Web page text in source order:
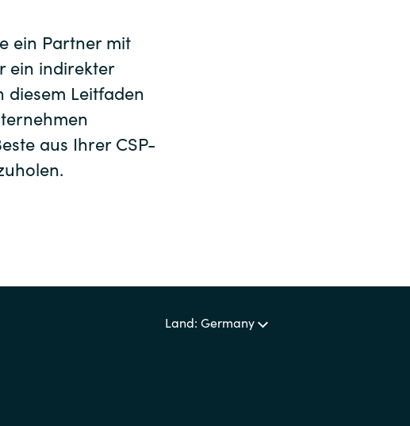
Veeam
VMware by Broadcom
ein Partner mit
ein indirekter
diesem Leitfaden
aus Ihrer CSP-
Land: Germany